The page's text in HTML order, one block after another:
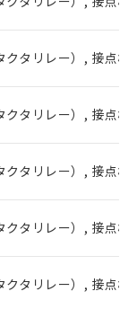
クタリレー）, 接点
クタリレー）, 接点
クタリレー）, 接点
クタリレー）, 接点
クタリレー）, 接点
ン制御
結果は、
あり、閲
および標
格はお客
販売員に
をご確認